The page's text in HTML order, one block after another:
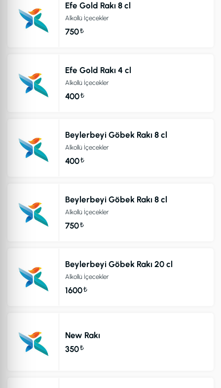
Efe Gold Rakı 8 cl
Alkollü İçecekler
750₺
Efe Gold Rakı 4 cl
Alkollü İçecekler
400₺
Beylerbeyi Göbek Rakı 8 cl
Alkollü İçecekler
400₺
Beylerbeyi Göbek Rakı 8 cl
Alkollü İçecekler
750₺
Beylerbeyi Göbek Rakı 20 cl
Alkollü İçecekler
1600₺
New Rakı
350₺